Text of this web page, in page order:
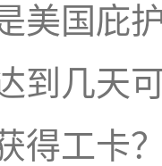
美国庇
到几天
得工卡